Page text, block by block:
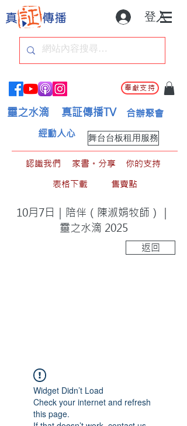
登入
奉獻支持
靈之水滴 真証傳播TV 合辦聚會
舞台台板租用服務
經動人心
認識我們 家書。分享
你的支持
表格下載
售賣點
10月7日｜陪伴（陳淑娟牧師）｜
靈之水滴 2025
返回
Widget Didn’t Load
Check your internet and refresh
this page.